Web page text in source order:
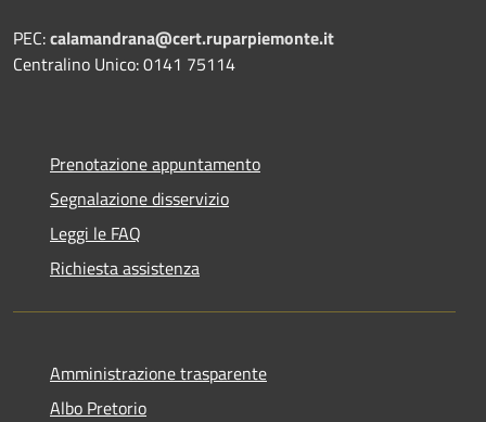
PEC:calamandrana@cert.ruparpiemonte.it
Centralino Unico: 0141 75114
Prenotazione appuntamento
Segnalazione disservizio
Leggi le FAQ
Richiesta assistenza
Amministrazione trasparente
Albo Pretorio